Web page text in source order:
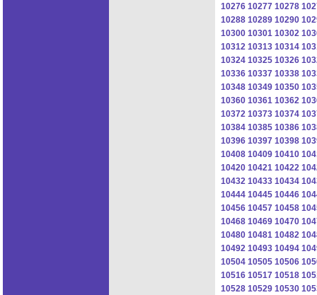
10276 10277 10278
10288 10289 10290
10300 10301 10302
10312 10313 10314
10324 10325 10326
10336 10337 10338
10348 10349 10350
10360 10361 10362
10372 10373 10374
10384 10385 10386
10396 10397 10398
10408 10409 10410
10420 10421 10422
10432 10433 10434
10444 10445 10446
10456 10457 10458
10468 10469 10470
10480 10481 10482
10492 10493 10494
10504 10505 10506
10516 10517 10518
10528 10529 10530